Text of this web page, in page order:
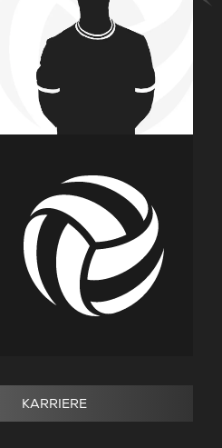
KARRIERE